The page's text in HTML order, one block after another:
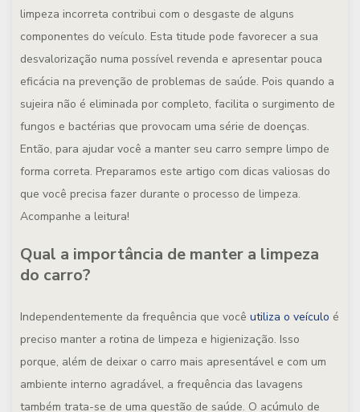
limpeza incorreta contribui com o desgaste de alguns
componentes do veículo. Esta titude pode favorecer a sua
desvalorização numa possível revenda e apresentar pouca
eficácia na prevenção de problemas de saúde. Pois quando a
sujeira não é eliminada por completo, facilita o surgimento de
fungos e bactérias que provocam uma série de doenças.
Então, para ajudar você a manter seu carro sempre limpo de
forma correta. Preparamos este artigo com dicas valiosas do
que você precisa fazer durante o processo de limpeza.
Acompanhe a leitura!
Qual a importância de manter a limpeza
do carro?
Independentemente da frequência que você utiliza o veículo é
preciso manter a rotina de limpeza e higienização. Isso
porque, além de deixar o carro mais apresentável e com um
ambiente interno agradável, a frequência das lavagens
também trata-se de uma questão de saúde. O acúmulo de